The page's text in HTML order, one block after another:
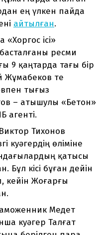
ең үлкен пайда
айтылған.
ісі»
ресми
9 қаңтарда тағы бір
Жұмабеков те
тығыз
– атышулы «Бетон»
агенті.
Тихонов
куәгердің өліміне
қатысы
Бұл кісі бұған дейін
кейін Жоғарғы
Медет
куәгер Талғат